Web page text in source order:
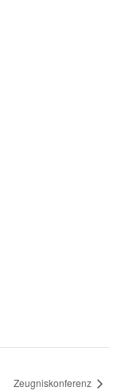
Zeugniskonferenz